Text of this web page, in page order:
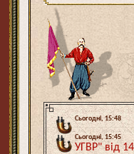
Сьогодні, 15:48
Сьогодні, 15:45
УГВР" від